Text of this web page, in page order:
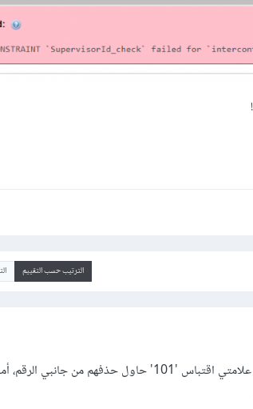
الترتيب حسب التقييم
عندما نقوم بتمرير قيمة رقمية مثل 101 لا نضعها بين علامتي اقتباس '101' حاول حذفهم من